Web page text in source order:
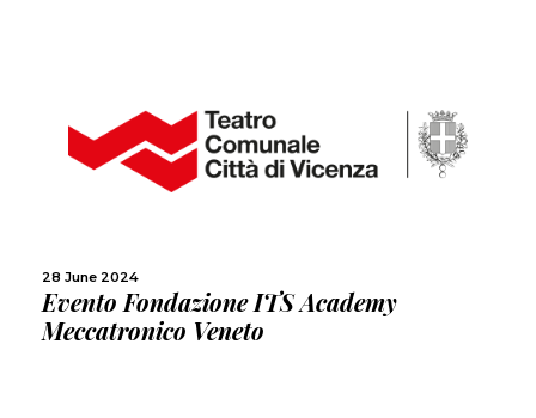
28 June 2024
Evento Fondazione ITS Academy
Meccatronico Veneto
MORE